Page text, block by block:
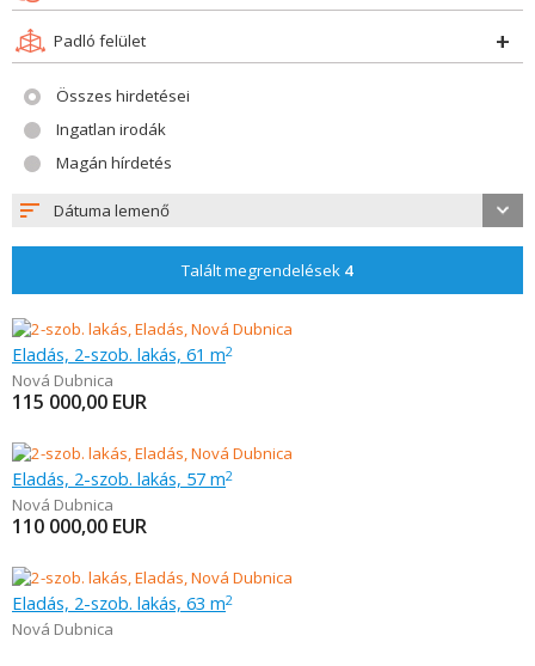
Padló felület
Összes hirdetései
Ingatlan irodák
Magán hírdetés
Dátuma lemenő
Talált megrendelések 4
Eladás, 2-szob. lakás, 61 m2
Nová Dubnica
115 000,00 EUR
Eladás, 2-szob. lakás, 57 m2
Nová Dubnica
110 000,00 EUR
Eladás, 2-szob. lakás, 63 m2
Nová Dubnica